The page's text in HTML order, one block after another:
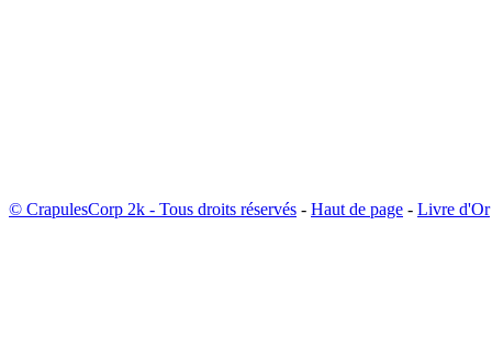
© CrapulesCorp 2k - Tous droits réservés - Haut de page - Livre d'Or